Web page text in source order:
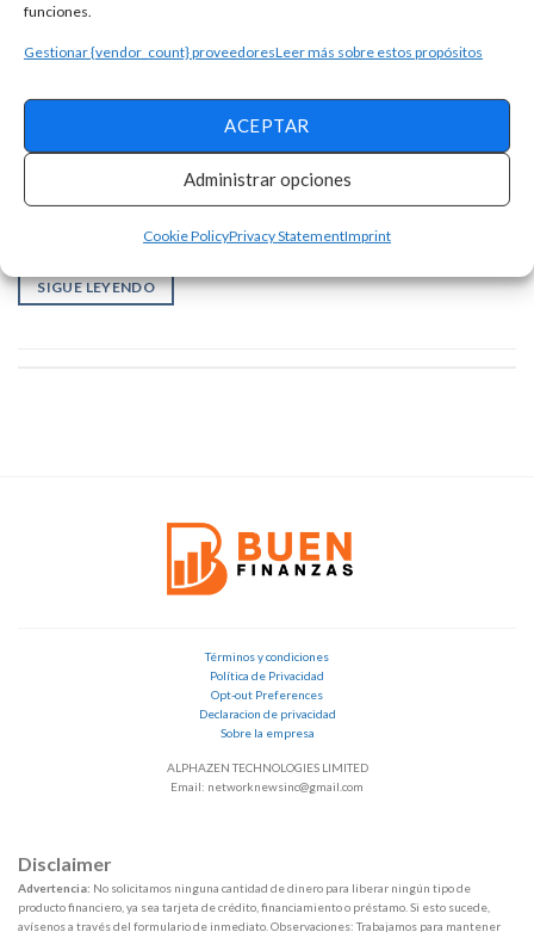
funciones.
Gestionar {vendor_count} proveedoresLeer más sobre estos propósitos
ACEPTAR
Administrar opciones
Cookie PolicyPrivacy StatementImprint
Indra es una empresa multinacional de tecnología y
empresa está en busca de nuevos perfiles profesionales que
te mostramos a continuación. Tiendas Lidl lanzan más de 70
plazas de empleo para su campaña de verano Aerolínea low
cost Ryanair anuncia vacantes para ingenieros, mecánicos,
agentes y más […]
SIGUE LEYENDO
Términos y condiciones
Política de Privacidad
Opt-out Preferences
Declaracion de privacidad
Sobre la empresa
ALPHAZEN TECHNOLOGIES LIMITED
Email: networknewsinc@gmail.com
Disclaimer
Advertencia: No solicitamos ninguna cantidad de dinero para liberar ningún tipo de
producto financiero, ya sea tarjeta de crédito, financiamiento o préstamo. Si esto sucede,
avísenos a través del formulario de inmediato. Observaciones: Trabajamos para mantener